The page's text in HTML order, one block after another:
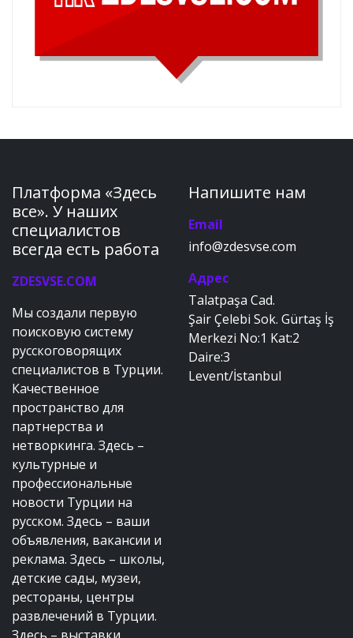
Платформа «Здесь
все». У наших
специалистов
всегда есть работа
ZDESVSE.COM
Мы создали первую
поисковую систему
русскоговорящих
специалистов в Турции.
Качественное
пространство для
партнерства и
нетворкинга. Здесь –
культурные и
профессиональные
новости Турции на
русском. Здесь – ваши
объявления, вакансии и
реклама. Здесь – школы,
детские сады, музеи,
рестораны, центры
развлечений в Турции.
Напишите нам
Email
info@zdesvse.com
Адрес
Talatpaşa Cad.
Şair Çelebi Sok. Gürtaş İş
Merkezi No:1 Kat:2
Daire:3
Levent/İstanbul